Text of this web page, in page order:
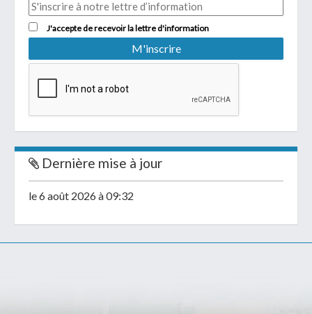
J'accepte de recevoir la lettre d'information
Dernière mise à jour
le 6 août 2026 à 09:32